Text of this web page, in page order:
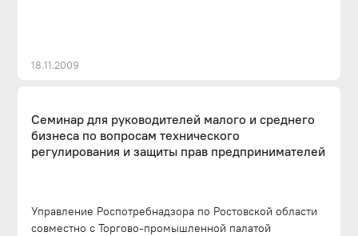
18.11.2009
Cеминар для руководителей малого и среднего
бизнеса по вопросам технического
регулирования и защиты прав предпринимателей
Управление Роспотребнадзора по Ростовской области
совместно с Торгово-промышленной палатой